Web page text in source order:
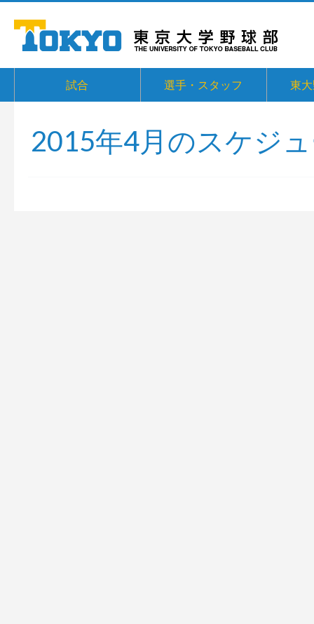
試合 選手・スタッフ 東
2015年4月のスケジ